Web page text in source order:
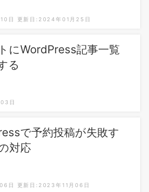
日 更新日:2024年01月25日
にWordPress記事一覧
る
日
で予約投稿が失敗す
対応
日 更新日:2023年11月06日